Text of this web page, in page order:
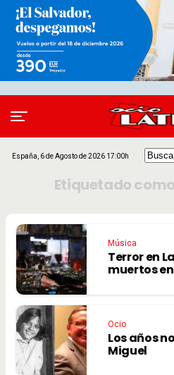
España, 6 de Agosto de 2026 17:00h
Etiquetado
Música
Terror en
muertos
Ocio
Los años
Miguel